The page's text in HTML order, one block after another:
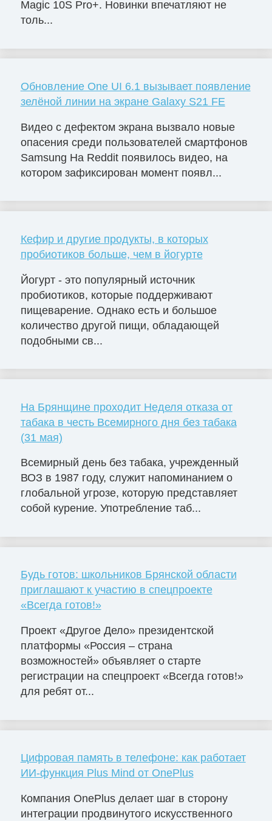
Magic 10S Pro+. Новинки впечатляют не
толь...
Обновление One UI 6.1 вызывает появление
зелёной линии на экране Galaxy S21 FE
Видео с дефектом экрана вызвало новые
опасения среди пользователей смартфонов
Samsung На Reddit появилось видео, на
котором зафиксирован момент появл...
Кефир и другие продукты, в которых
пробиотиков больше, чем в йогурте
Йогурт - это популярный источник
пробиотиков, которые поддерживают
пищеварение. Однако есть и большое
количество другой пищи, обладающей
подобными св...
На Брянщине проходит Неделя отказа от
табака в честь Всемирного дня без табака
(31 мая)
Всемирный день без табака, учрежденный
ВОЗ в 1987 году, служит напоминанием о
глобальной угрозе, которую представляет
собой курение. Употребление таб...
Будь готов: школьников Брянской области
приглашают к участию в спецпроекте
«Всегда готов!»
Проект «Другое Дело» президентской
платформы «Россия – страна
возможностей» объявляет о старте
регистрации на спецпроект «Всегда готов!»
для ребят от...
Цифровая память в телефоне: как работает
ИИ-функция Plus Mind от OnePlus
Компания OnePlus делает шаг в сторону
интеграции продвинутого искусственного